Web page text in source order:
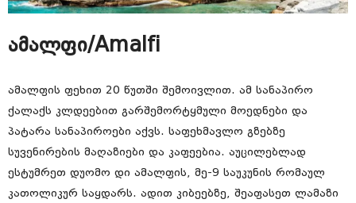
ამალფი/Amalfi
ამალფის ფეხით 20 წუთში შემოივლით. ამ სანაპირო
ქალაქს კლდეებით გარშემორტყმული მოედნები და
პატარა სანაპიროები აქვს. საფეხმავლო გზებზე
სუვენირების მაღაზიები და კაფეებია. აუცილებლად
ესტუმრეთ დუომო დი ამალფის, მე-9 საუკუნის რომაულ
კათოლიკურ საყდარს. ადით კიბეებზე, შეაფასეთ ლამაზი